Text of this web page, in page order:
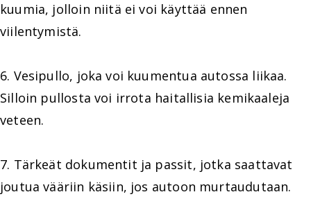
kuumia, jolloin niitä ei voi käyttää ennen
viilentymistä.
6. Vesipullo, joka voi kuumentua autossa liikaa.
Silloin pullosta voi irrota haitallisia kemikaaleja
veteen.
7. Tärkeät dokumentit ja passit, jotka saattavat
joutua vääriin käsiin, jos autoon murtaudutaan.